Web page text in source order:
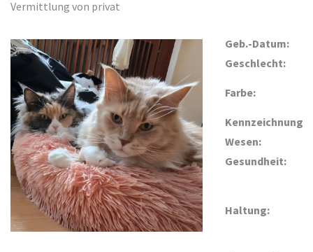
Vermittlung von privat
Geb.-Datum:
Geschlecht:
Farbe:
Kennzeichnung:
Wesen:
Gesundheit:
Haltung: